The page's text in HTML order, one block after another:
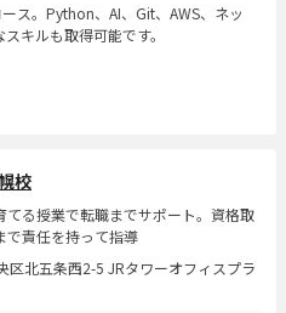
ス。Python、AI、Git、AWS、ネッ
キルも取得可能です。
校
てる授業で転職までサポート。資格取
で責任を持って指導
区北五条西2-5 JRタワーオフィスプラ